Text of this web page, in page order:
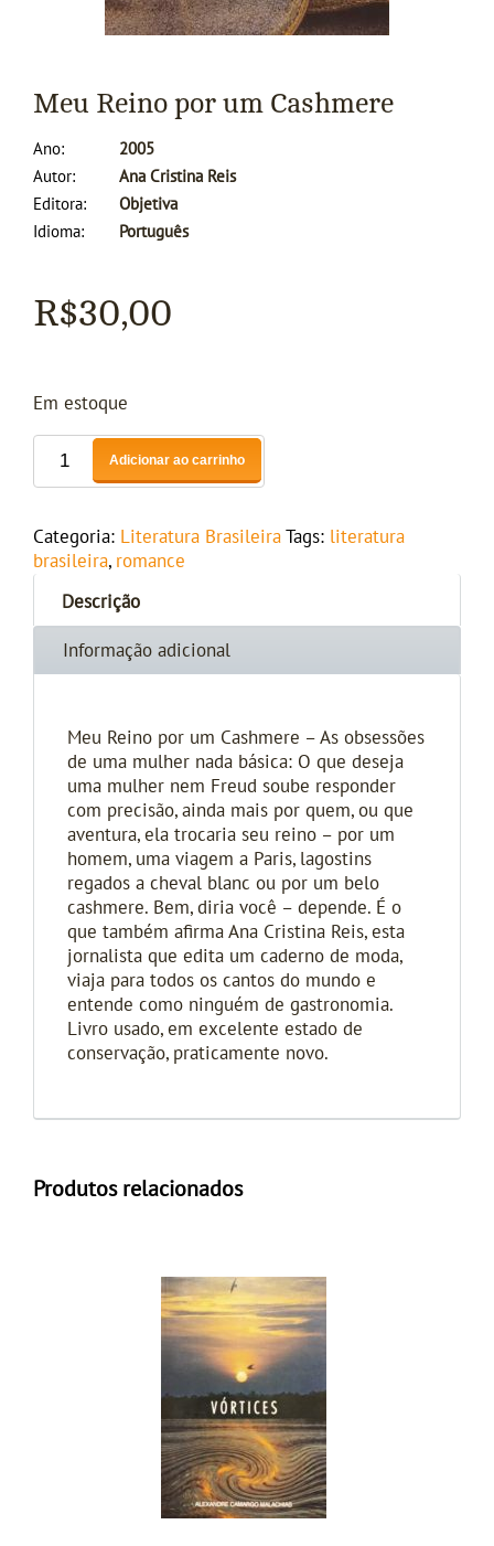
Meu Reino por um Cashmere
Ano
2005
Autor
Ana Cristina Reis
Editora
Objetiva
Idioma
Português
R$30,00
Em estoque
Adicionar ao carrinho
Categoria: Literatura Brasileira Tags: literatura
brasileira, romance
Descrição
Informação adicional
Meu Reino por um Cashmere – As obsessões
de uma mulher nada básica: O que deseja
uma mulher nem Freud soube responder
com precisão, ainda mais por quem, ou que
aventura, ela trocaria seu reino – por um
homem, uma viagem a Paris, lagostins
regados a cheval blanc ou por um belo
cashmere. Bem, diria você – depende. É o
que também afirma Ana Cristina Reis, esta
jornalista que edita um caderno de moda,
viaja para todos os cantos do mundo e
entende como ninguém de gastronomia.
Livro usado, em excelente estado de
conservação, praticamente novo.
Produtos relacionados